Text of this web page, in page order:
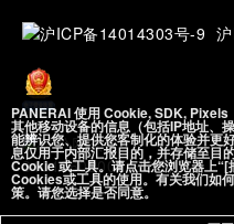
PANERAI 使用 Cookie, SDK, Pixels
其他移动设备的信息（包括IP地址、
能辨识您、提供您客制化的体验并更
息仅用于内部汇报目的，并存储至目
Cookie 或工具。请点击您浏览器上
Cookies或工具的使用。有关我们如
策。请您选择是否同意。